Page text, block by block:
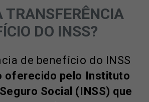
TRANSFERÊNCIA
DO INSS?
de benefício do INSS
oferecido pelo Instituto
Social (INSS) que